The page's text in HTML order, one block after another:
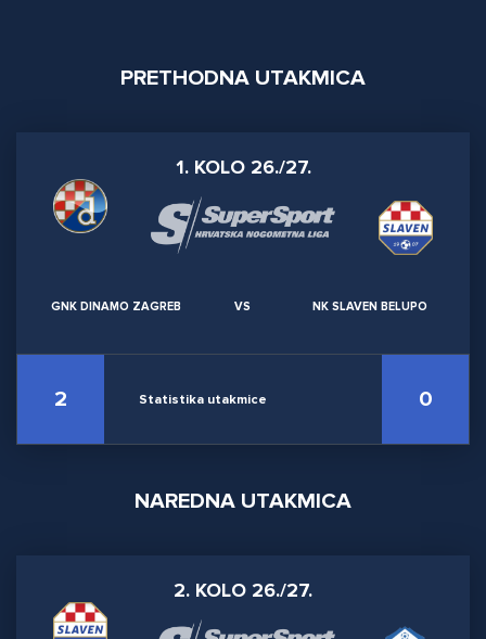
PRETHODNA UTAKMICA
1. KOLO 26./27.
GNK DINAMO ZAGREB VS NK SLAVEN BELUPO
2 Statistika utakmice 0
NAREDNA UTAKMICA
2. KOLO 26./27.